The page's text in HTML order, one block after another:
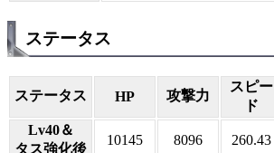
ステータス
ステータス HP 攻撃力
スピー
ド
Lv40＆
タス強化後
10145 8096 260.43